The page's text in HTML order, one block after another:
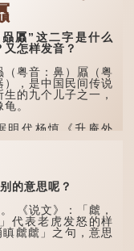
”这二字是什么
又怎样发音？
音：鼻）屭（粤
），是中国民间传说
生的九个儿子之一，
像龟。
代杨慎《升庵外
：赑屭、螭吻、蒲
犴、饕餮、蚣蝮、睚
猊、椒图（此为其中
法）。
外形与能力各有
其中，赑屭原形像
为能负重，多作为碑
“碑下...
的意思呢？
《说文》：「虤，
代表老虎发怒的样
虤虤」之句，意思